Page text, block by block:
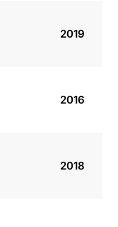
2019
2016
2018